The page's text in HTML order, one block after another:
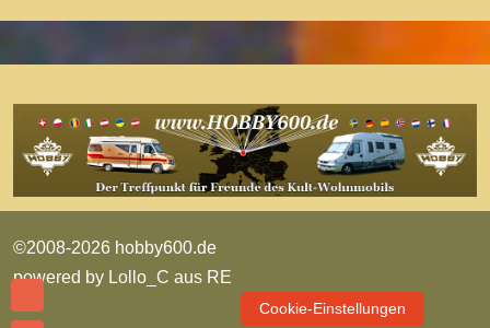
©2008-2026 hobby600.de
powered by Lollo_C aus RE
Cookie-Einstellungen